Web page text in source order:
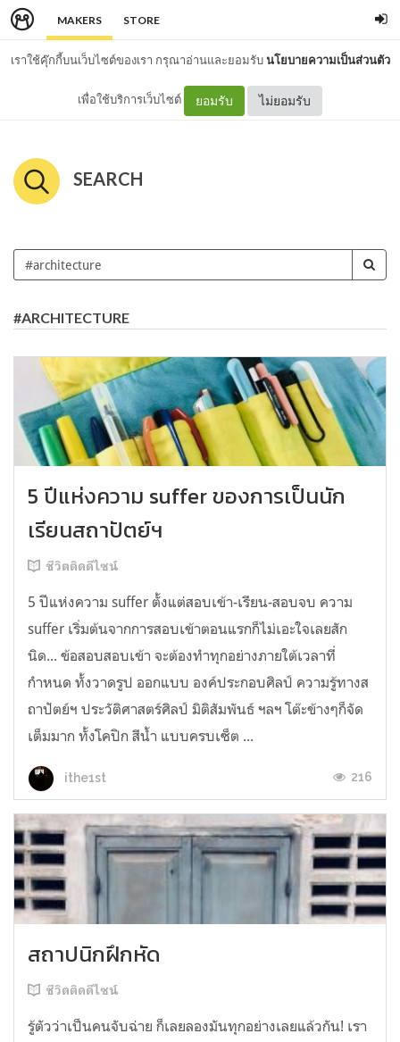
MAKERS STORE
เราใช้คุ๊กกี้บนเว็บไซต์ของเรา กรุณาอ่านและยอมรับนโยบายความเป็นส่วนตัว
เพื่อใช้บริการเว็บไซต์ ยอมรับ ไม่ยอมรับ
SEARCH
#ARCHITECTURE
5 ปีแห่งความ suffer ของการเป็นนัก
เรียนสถาปัตย์ฯ
ชีวิตติดดีไซน์
5 ปีแห่งความ suffer ตั้งแต่สอบเข้า-เรียน-สอบจบ ความ
suffer เริ่มต้นจากการสอบเข้าตอนแรกก็ไม่เอะใจเลยสัก
นิด... ข้อสอบสอบเข้า จะต้องทำทุกอย่างภายใต้เวลาที่
กำหนด ทั้งวาดรูป ออกแบบ องค์ประกอบศิลป์ ความรู้ทางส
ถาปัตย์ฯ ประวัติศาสตร์ศิลป์ มิติสัมพันธ์ ฯลฯ โต๊ะข้างๆก็จัด
เต็มมาก ทั้งโคปิก สีน้ำ แบบครบเซ็ต ...
ithe1st 216
สถาปนิกฝึกหัด
ชีวิตติดดีไซน์
รู้ตัวว่าเป็นคนจับฉ่าย ก็เลยลองมันทุกอย่างเลยแล้วกัน! เรา